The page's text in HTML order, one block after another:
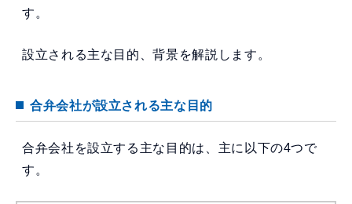
す。
設立される主な目的、背景を解説します。
合弁会社が設立される主な目的
合弁会社を設立する主な目的は、主に以下の4つで
す。